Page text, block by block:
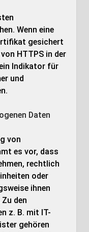
Wenn eine
gesichert
HTTPS in der
Indikator für
und
Daten
von
es vor, dass
rechtlich
oder
ihnen
den
z. B. mit IT-
gehören